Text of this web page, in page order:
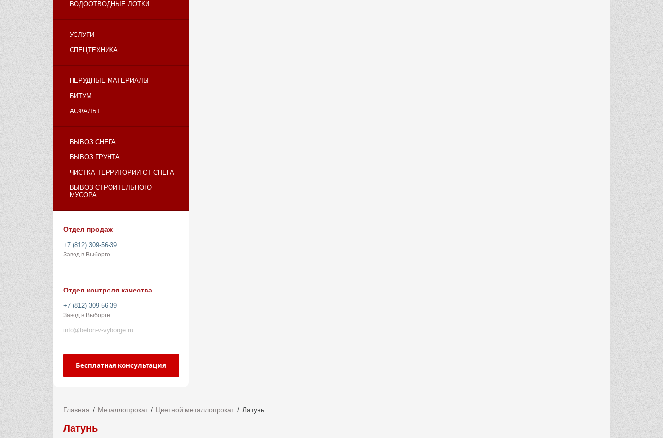
ВОДООТВОДНЫЕ ЛОТКИ
УСЛУГИ
СПЕЦТЕХНИКА
НЕРУДНЫЕ МАТЕРИАЛЫ
БИТУМ
АСФАЛЬТ
ВЫВОЗ СНЕГА
ВЫВОЗ ГРУНТА
ЧИСТКА ТЕРРИТОРИИ ОТ СНЕГА
ВЫВОЗ СТРОИТЕЛЬНОГО
МУСОРА
Отдел продаж
+7 (812) 309-56-39
Завод в Выборге
Отдел контроля качества
+7 (812) 309-56-39
Завод в Выборге
info@beton-v-vyborge.ru
Бесплатная консультация
Главная Металлопрокат Цветной металлопрокат Латунь
Латунь